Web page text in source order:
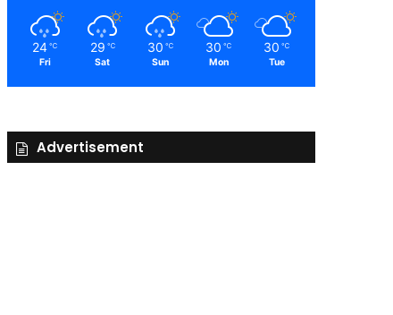
24 ℃
Fri
29 ℃
Sat
30 ℃
Sun
30 ℃
Mon
30 ℃
Tue
Advertisement